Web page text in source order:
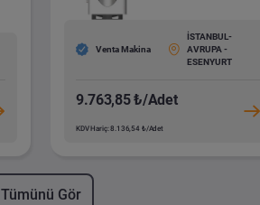
Venta Makina
İSTANBUL-
AVRUPA -
ESENYURT
9.763,85 ₺/Adet
KDV Hariç: 8.136,54 ₺/Adet
Tümünü Gör